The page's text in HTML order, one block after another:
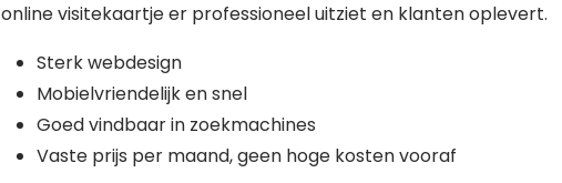
online visitekaartje er professioneel uitziet en klanten oplevert.
Sterk webdesign
Mobielvriendelijk en snel
Goed vindbaar in zoekmachines
Vaste prijs per maand, geen hoge kosten vooraf